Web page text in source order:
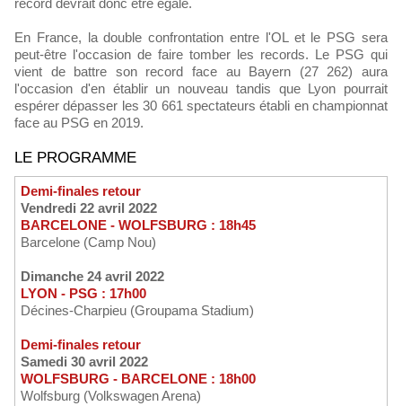
record devrait donc être égalé.
En France, la double confrontation entre l'OL et le PSG sera
peut-être l'occasion de faire tomber les records. Le PSG qui
vient de battre son record face au Bayern (27 262) aura
l'occasion d'en établir un nouveau tandis que Lyon pourrait
espérer dépasser les 30 661 spectateurs établi en championnat
face au PSG en 2019.
LE PROGRAMME
Demi-finales retour
Vendredi 22 avril 2022
BARCELONE - WOLFSBURG : 18h45
Barcelone (Camp Nou)
Dimanche 24 avril 2022
LYON - PSG : 17h00
Décines-Charpieu (Groupama Stadium)
Demi-finales retour
Samedi 30 avril 2022
WOLFSBURG - BARCELONE : 18h00
Wolfsburg (Volkswagen Arena)